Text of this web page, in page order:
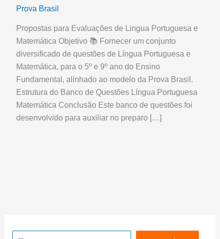
Prova Brasil
Propostas para Evaluações de Lingua Portuguesa e
Matemática Objetivo 📚 Fornecer um conjunto
diversificado de questões de Língua Portuguesa e
Matemática, para o 5º e 9º ano do Ensino
Fundamental, alinhado ao modelo da Prova Brasil.
Estrutura do Banco de Questões Língua Portuguesa
Matemática Conclusão Este banco de questões foi
desenvolvido para auxiliar no preparo […]